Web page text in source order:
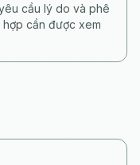
cầu lý do và phê
cần được xem